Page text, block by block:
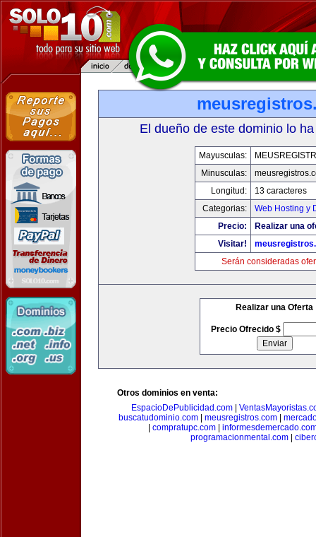
El dueño de este dominio lo
Mayusculas:
Minusculas:
Longitud:
13 caracteres
Categorias:
Web Hosting y
Precio:
Realizar una
Visitar!
Serán consideradas
Realizar una Oferta
Precio Ofrecido $
Otros dominios en venta:
EspacioDePublicidad.com
buscatudominio.com
meusregistros.com
compratupc.com
programacionmental.com